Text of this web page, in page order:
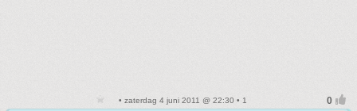
• zaterdag 4 juni 2011 @ 22:30 • 1